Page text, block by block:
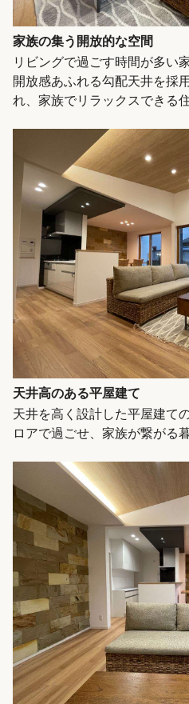
家族の集う開放的な空間
リビングで過ごす時間が多い
開放感あふれる勾配天井を採
れ、家族でリラックスできる
天井高のある平屋建て
天井を高く設計した平屋建て
ロアで過ごせ、家族が繋がる